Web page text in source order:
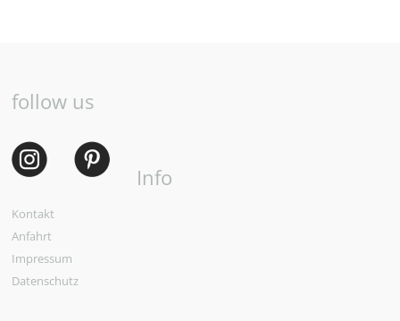
follow us
Info
Kontakt
Anfahrt
Impressum
Datenschutz